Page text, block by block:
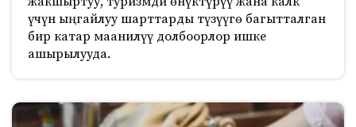
үчүн ыңгайлуу шарттарды түзүүгө багытталган
бир катар маанилүү долбоорлор ишке
ашырылууда.